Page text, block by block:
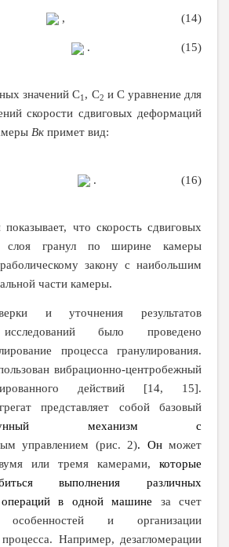
, (14)
. (15)
значений С1, С2 и С уравнение для
скорости сдвиговых деформаций
Bк примет вид:
. (16)
что скорость сдвиговых
гранул по ширине камеры
закону с наибольшим
части камеры.
и уточнения результатов
исследований было проведено
процесса гранулирования.
вибрационно-центробежный
действий [14, 15].
представляет собой базовый
ползунный механизм с
управлением (рис. 2). Онможет
или тремя камерами, которые
выполнения различных
операций в одной машине за счет
особенностей и организации
процесса. Например, дезагломерации